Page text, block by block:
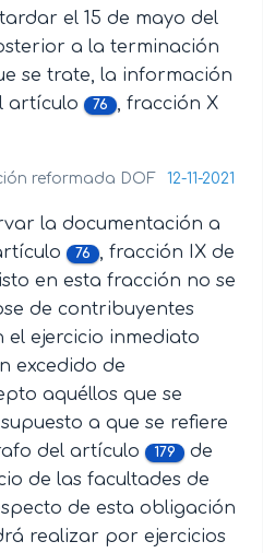
el 15 de mayo del
a la terminación
se trate, la información
artículo
76
, fracción X
reformada DOF 12-11-2021
la documentación a
76
, fracción IX de
en esta fracción no se
de contribuyentes
el ejercicio inmediato
excedido de
aquéllos que se
a que se refiere
del artículo
179
de
de las facultades de
de esta obligación
realizar por ejercicios